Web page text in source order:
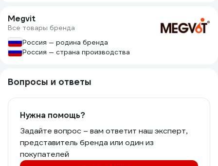
Megvit
Все товары бренда
Россия — родина бренда
Россия — страна производства
Вопросы и ответы
Нужна помощь?
Задайте вопрос – вам ответит наш эксперт,
представитель бренда или один из
покупателей